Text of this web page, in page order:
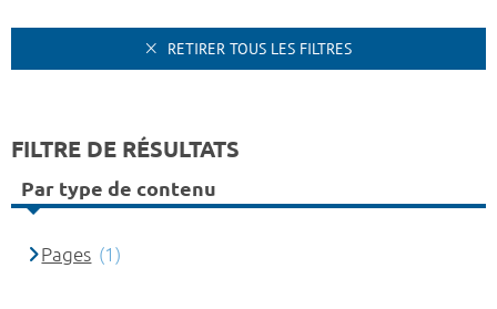
RETIRER TOUS LES FILTRES
FILTRE DE RÉSULTATS
Par type de contenu
Pages (1)